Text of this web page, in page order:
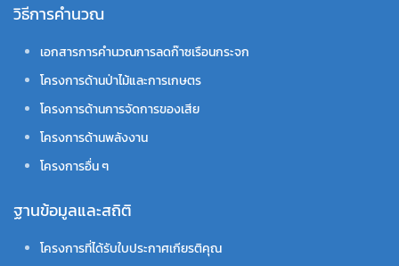
วิธีการคำนวณ
เอกสารการคำนวณการลดก๊าซเรือนกระจก
โครงการด้านป่าไม้และการเกษตร
โครงการด้านการจัดการของเสีย
โครงการด้านพลังงาน
โครงการอื่น ๆ
ฐานข้อมูลและสถิติ
โครงการที่ได้รับใบประกาศเกียรติคุณ